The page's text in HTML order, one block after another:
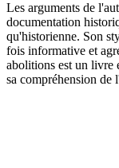
Les arguments de
documentation
qu'historienne. Son
fois informative et
abolitions est un livre
sa compréhension de